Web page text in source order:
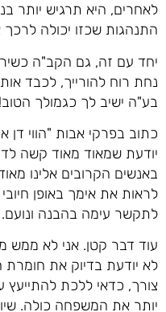
לאחרים, היא תרגיש יותר
התנהגות שכזו יכולה
יחד עם זה, גם הקב"ה
נחת רוח להורייך, לכבד
בע"ה ישיב לך כגמולך
כתוב בפרקי אבות "הווי
יודעת שמאוד מאוד קשה
באנשים הקרובים אלינו
לראות את אימך באופן
לתקשר עימה בהבנה ונועם.
עוד דבר קטן. אני לא ממש
לא יודעת בדיוק את
צורך, כדאי ללכת
יותר את המשפחה כולה.